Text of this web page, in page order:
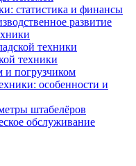
статистика и финансы
развитие
техники
техники
и погрузчиком
особенности и
штабелёров
обслуживание